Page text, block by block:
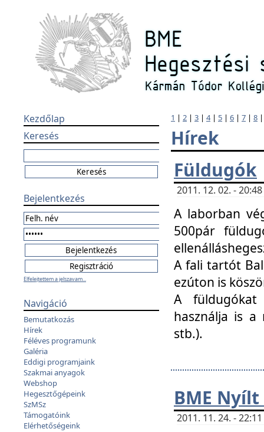
Kezdőlap
Keresés
Bejelentkezés
Elfelejtettem a jelszavam...
Navigáció
Bemutatkozás
Hírek
Féléves programunk
Galéria
Eddigi programjaink
Szakmai anyagok
Webshop
Hegesztőgépeink
SzMSz
Támogatóink
Elérhetőségeink
1 | 2 | 3 | 4| 5 | 6 | 7 | 8
Hírek
Füldugók
2011. 12. 02. -
A laborban
500pár
A fali tartót
ezúton is
A füldugókat
használja is a
stb.).
BME
2011. 11. 24. -